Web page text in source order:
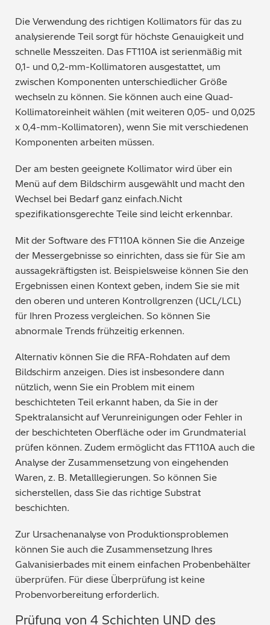
Die Verwendung des richtigen Kollimators für das zu
analysierende Teil sorgt für höchste Genauigkeit und
schnelle Messzeiten. Das FT110A ist serienmäßig mit
0,1- und 0,2-mm-Kollimatoren ausgestattet, um
zwischen Komponenten unterschiedlicher Größe
wechseln zu können. Sie können auch eine Quad-
Kollimatoreinheit wählen (mit weiteren 0,05- und 0,025
x 0,4-mm-Kollimatoren), wenn Sie mit verschiedenen
Komponenten arbeiten müssen.
Der am besten geeignete Kollimator wird über ein
Menü auf dem Bildschirm ausgewählt und macht den
Wechsel bei Bedarf ganz einfach.Nicht
spezifikationsgerechte Teile sind leicht erkennbar.
Mit der Software des FT110A können Sie die Anzeige
der Messergebnisse so einrichten, dass sie für Sie am
aussagekräftigsten ist. Beispielsweise können Sie den
Ergebnissen einen Kontext geben, indem Sie sie mit
den oberen und unteren Kontrollgrenzen (UCL/LCL)
für Ihren Prozess vergleichen. So können Sie
abnormale Trends frühzeitig erkennen.
Alternativ können Sie die RFA-Rohdaten auf dem
Bildschirm anzeigen. Dies ist insbesondere dann
nützlich, wenn Sie ein Problem mit einem
beschichteten Teil erkannt haben, da Sie in der
Spektralansicht auf Verunreinigungen oder Fehler in
der beschichteten Oberfläche oder im Grundmaterial
prüfen können. Zudem ermöglicht das FT110A auch die
Analyse der Zusammensetzung von eingehenden
Waren, z. B. Metalllegierungen. So können Sie
sicherstellen, dass Sie das richtige Substrat
beschichten.
Zur Ursachenanalyse von Produktionsproblemen
können Sie auch die Zusammensetzung Ihres
Galvanisierbades mit einem einfachen Probenbehälter
überprüfen. Für diese Überprüfung ist keine
Probenvorbereitung erforderlich.
Prüfung von 4 Schichten UND des